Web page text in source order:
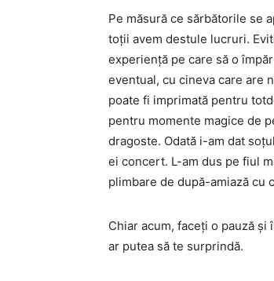
Pe măsură ce sărbătorile se
toții avem destule lucruri.
experiență pe care să o
eventual, cu cineva care are
poate fi imprimată pentru
pentru momente magice de
dragoste. Odată i-am dat
ei concert. L-am dus pe fiul
plimbare de după-amiază cu
Chiar acum, faceți o pauză și
ar putea să te surprindă.